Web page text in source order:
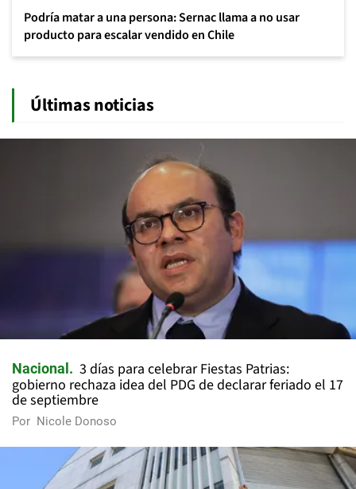
Podría matar a una persona: Sernac llama a no usar
producto para escalar vendido en Chile
Últimas noticias
Nacional
3 días para celebrar Fiestas Patrias:
gobierno rechaza idea del PDG de declarar feriado el 17
de septiembre
Por Nicole Donoso